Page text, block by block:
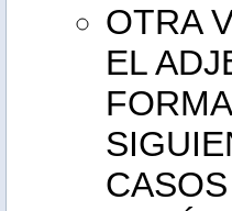
OTRA
EL